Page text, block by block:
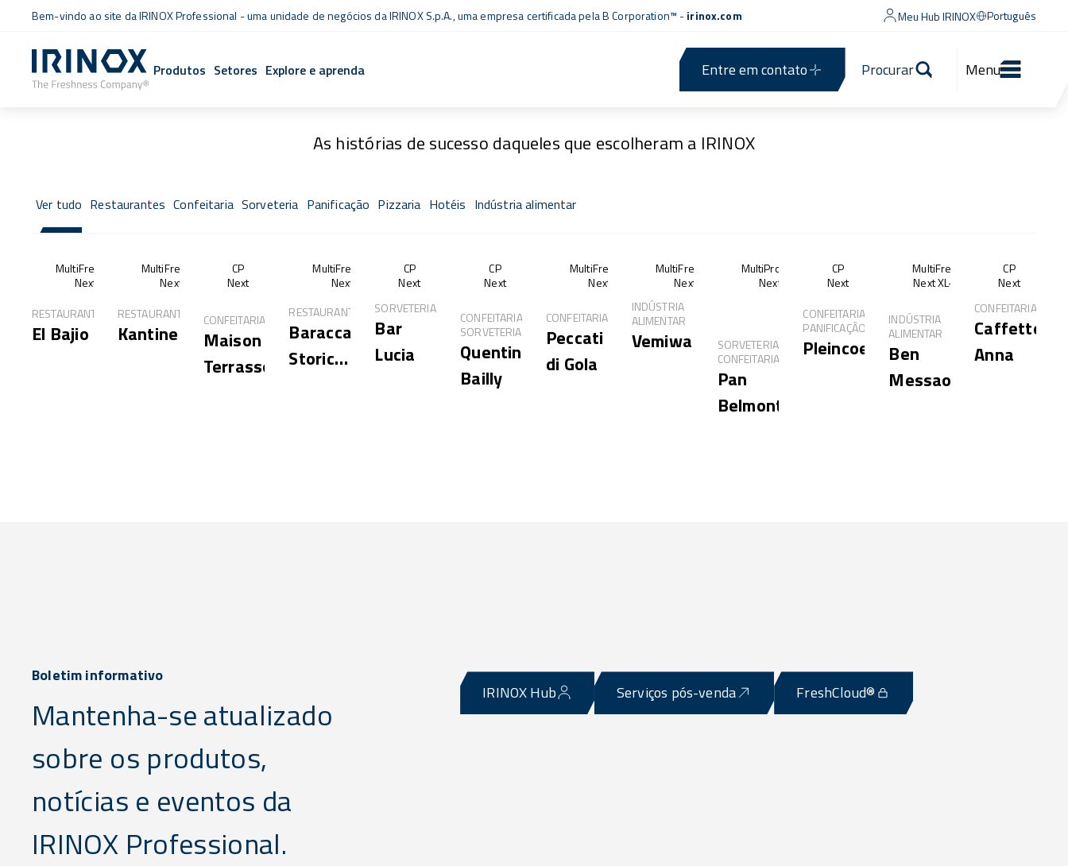
Bem-vindo ao site da IRINOX Professional - uma unidade de negócios da IRINOX S.p.A., uma empresacertificada pela B Corporation™ -irinox.com Meu Hub IRINOX Português
Produtos Setores Explore e aprenda Entre em contato Procurar Menu
As histórias de sucesso daqueles que escolheram a IRINOX
Ver tudo Restaurantes Confeitaria Sorveteria Panificação Pizzaria Hotéis Indústria alimentar
MultiFresh®
Next
RESTAURANTES
El Bajio
MultiFresh®
Next
RESTAURANTES
Kantine
CP
Next
CONFEITARIA
Maison
Terrasson
MultiFresh®
Next
RESTAURANTES
Baracca
Storica
CP
Next
SORVETERIA
Bar
Lucia
CP
Next
CONFEITARIA,
SORVETERIA
Quentin
Bailly
MultiFresh®
Next
CONFEITARIA
Peccati
di Gola
MultiFresh®
Next
INDÚSTRIA
ALIMENTAR
Vemiwa
MultiProof®
Next
SORVETERIA,
CONFEITARIA
Pan
Belmonte
CP
Next
CONFEITARIA,
PANIFICAÇÃO
Pleincoeur
MultiFresh®
Next XL-XXL
INDÚSTRIA
ALIMENTAR
Ben
Messaoud
CP
Next
CONFEITARIA
Caffetteria
Anna
Boletim informativo
Mantenha-se atualizado
sobre os produtos,
notícias e eventos da
IRINOX Professional.
IRINOX Hub Serviços pós-venda FreshCloud®